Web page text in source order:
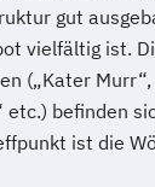
gut
vielfältig ist.
(„Kater Murr“,
etc.) befinden
ist die